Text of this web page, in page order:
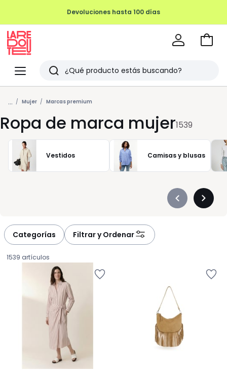
Menu
Redoute
Buscar
Últimos
artículos
vistos
Ir
... Mujer Marcas premium
Ropa de marca mujer1539
Vestidos Camisas y blusas
Précédent
Categorías Filtrar y Ordenar
1539 artículos